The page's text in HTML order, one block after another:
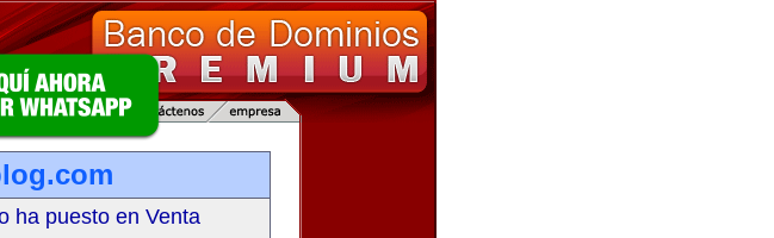
ha puesto en Venta